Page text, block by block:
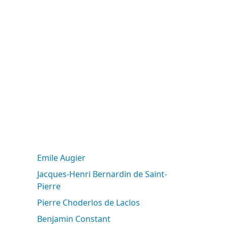
Emile Augier
Jacques-Henri Bernardin de Saint-
Pierre
Pierre Choderlos de Laclos
Benjamin Constant